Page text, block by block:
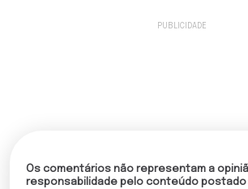
Os comentários não representam a
responsabilidade pelo conteúdo postado